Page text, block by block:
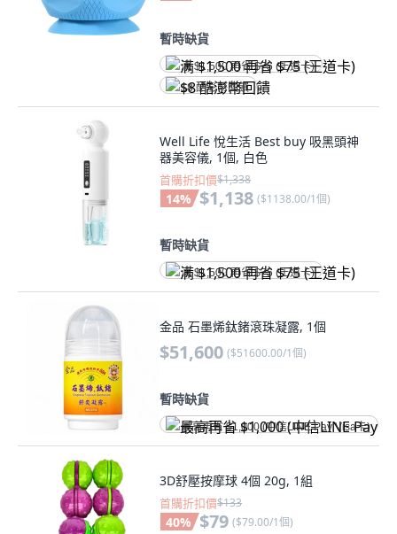
暫時缺貨
满 $1,500 再省 $75 (王道卡)
$8 酷澎幣回饋
Well Life 悅生活 Best buy 吸黑頭神
器美容儀, 1個, 白色
首購折扣價$1,338
14% $1,138 ($1138.00/1個)
暫時缺貨
满 $1,500 再省 $75 (王道卡)
金品 石墨烯鈦鍺滾珠凝露, 1個
$51,600 ($51600.00/1個)
暫時缺貨
最高再省 $1,000 (中信LINE Pay Visa卡)
3D舒壓按摩球 4個 20g, 1組
首購折扣價$133
40% $79 ($79.00/1個)